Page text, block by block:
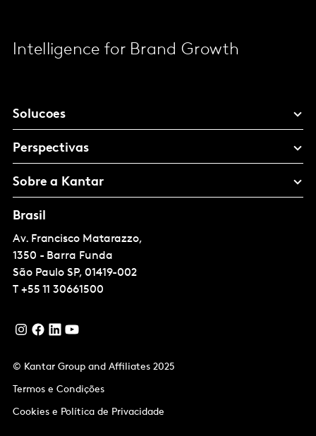
Intelligence for Brand Growth
Solucoes
Perspectivas
Sobre a Kantar
Brasil
Av. Francisco Matarazzo,
1350 - Barra Funda
São Paulo SP, 01419-002
T +55 11 30661500
© Kantar Group and Affiliates 2025
Termos e Condições
Cookies e Política de Privacidade